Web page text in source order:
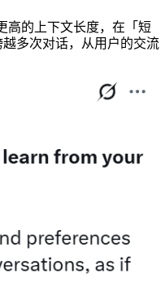
高的上下文长度，在「短
多次对话，从用户的交流